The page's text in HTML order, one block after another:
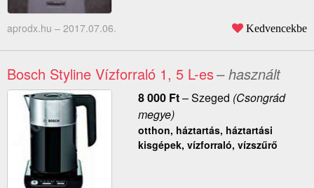
aprodx.hu – 2017.07.06. Kedvencekbe
Bosch Styline Vízforraló 1, 5 L-es– használt
8 000 Ft–Szeged (Csongrád
megye)
otthon, háztartás, háztartási
kisgépek, vízforraló, vízszűrő